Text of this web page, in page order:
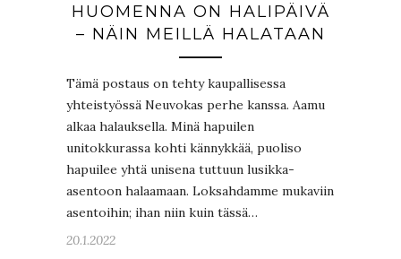
HUOMENNA ON HALIPÄIVÄ
– NÄIN MEILLÄ HALATAAN
Tämä postaus on tehty kaupallisessa
yhteistyössä Neuvokas perhe kanssa. Aamu
alkaa halauksella. Minä hapuilen
unitokkurassa kohti kännykkää, puoliso
hapuilee yhtä unisena tuttuun lusikka-
asentoon halaamaan. Loksahdamme mukaviin
asentoihin; ihan niin kuin tässä…
20.1.2022